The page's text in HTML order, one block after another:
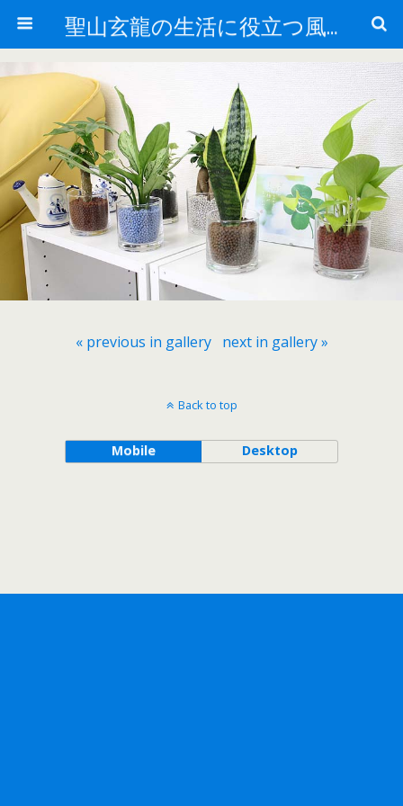
聖山玄龍の生活に役立つ風水
« previous in gallery next in gallery »
Back to top
Mobile Desktop